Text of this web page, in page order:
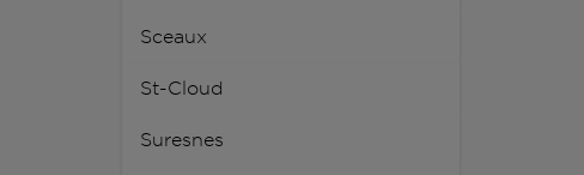
Sceaux
St-Cloud
Suresnes